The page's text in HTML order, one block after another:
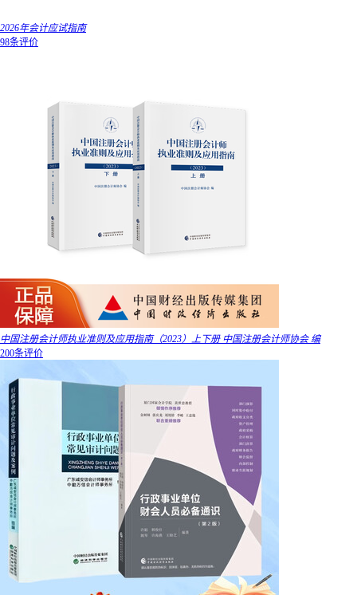
2026年会计应试指南
98条评价
中国注册会计师执业准则及应用指南（2023）上下册 中国注册会计师协会 编
200条评价